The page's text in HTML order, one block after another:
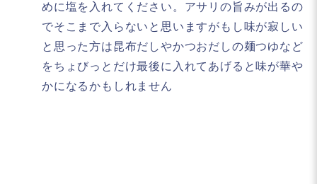
めに塩を入れてください。アサリの旨みが出るの
でそこまで入らないと思いますがもし味が寂しい
と思った方は昆布だしやかつおだしの麺つゆなど
をちょびっとだけ最後に入れてあげると味が華や
かになるかもしれません